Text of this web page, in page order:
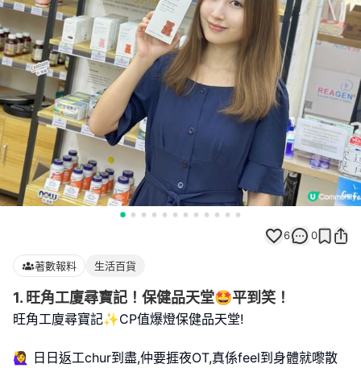
6 0
著數報料 生活百貨
1. 旺角工廈尋寶記！保健品天堂🤩平到笑！
旺角工廈尋寶記✨CP值爆燈保健品天堂!
🙋‍♀️ 日日返工chur到盡,仲要捱夜OT,真係feel到身體就嚟散